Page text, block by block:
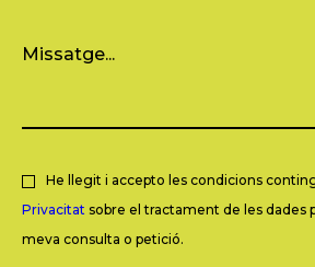
He llegit i accepto les condicions
Privacitat sobre el tractament de les dades
meva consulta o petició.